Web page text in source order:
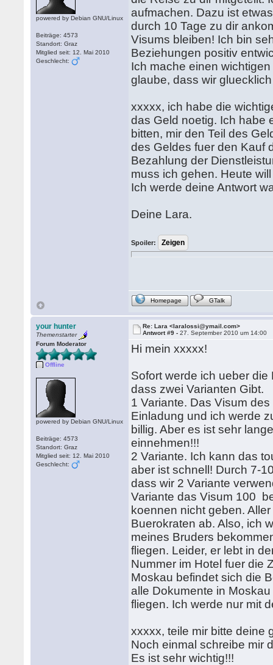
powered by Debian GNU/Linux
Beiträge: 4573
Standort: Graz
Mitglied seit: 12. Mai 2010
Geschlecht:
aufmachen. Dazu ist
durch 10 Tage zu dir
Visums bleiben! Ich bin
Beziehungen positiv
Ich mache einen
glaube, dass wir
xxxxx, ich habe die
das Geld noetig. Ich habe
bitten, mir den Teil des
des Geldes fuer den Kauf
Bezahlung der
muss ich gehen. Heute
Ich werde deine Antwort
Deine Lara.
Spoiler:
Homepage GTalk
your hunter
Themenstarter
Forum Moderator
Offline
powered by Debian GNU/Linux
Beiträge: 4573
Standort: Graz
Mitglied seit: 12. Mai 2010
Geschlecht:
Re: Lara <laralossi@ymail.com>
Antwort #9 -27. September 2010 um 14:00
Hi mein xxxxx!
Sofort werde ich ueber
dass zwei Varianten Gibt.
1 Variante. Das Visum
Einladung und ich werde
billig. Aber es ist sehr
einnehmen!!!
2 Variante. Ich kann das
aber ist schnell! Durch 7-
dass wir 2 Variante
Variante das Visum 100
koennen nicht geben.
Buerokraten ab. Also, ich
meines Bruders
fliegen. Leider, er lebt in
Nummer im Hotel fuer die
Moskau befindet sich die
alle Dokumente in
fliegen. Ich werde nur mit
xxxxx, teile mir bitte deine
Noch einmal schreibe mir
Es ist sehr wichtig!!!